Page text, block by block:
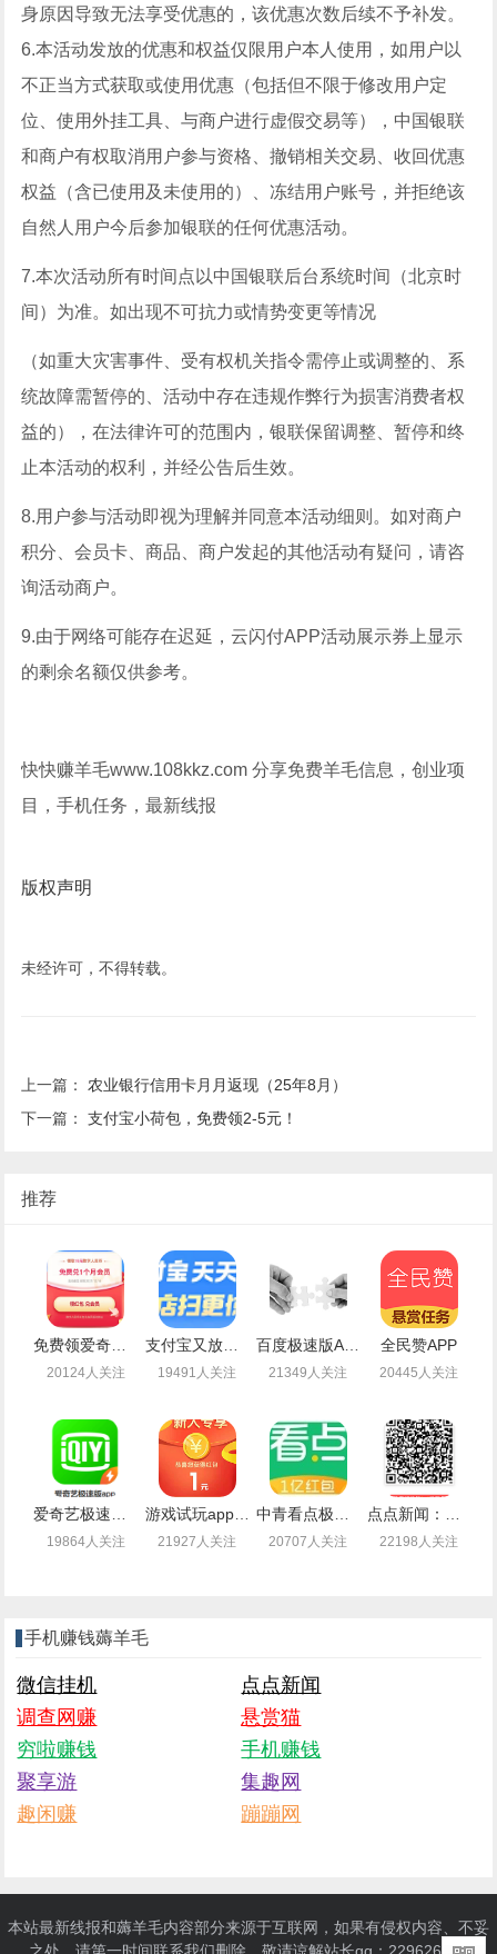
身原因导致无法享受优惠的，该优惠次数后续不予补发。
6.本活动发放的优惠和权益仅限用户本人使用，如用户以
不正当方式获取或使用优惠（包括但不限于修改用户定
位、使用外挂工具、与商户进行虚假交易等），中国银联
和商户有权取消用户参与资格、撤销相关交易、收回优惠
权益（含已使用及未使用的）、冻结用户账号，并拒绝该
自然人用户今后参加银联的任何优惠活动。
7.本次活动所有时间点以中国银联后台系统时间（北京时
间）为准。如出现不可抗力或情势变更等情况
（如重大灾害事件、受有权机关指令需停止或调整的、系
统故障需暂停的、活动中存在违规作弊行为损害消费者权
益的），在法律许可的范围内，银联保留调整、暂停和终
止本活动的权利，并经公告后生效。
8.用户参与活动即视为理解并同意本活动细则。如对商户
积分、会员卡、商品、商户发起的其他活动有疑问，请咨
询活动商户。
9.由于网络可能存在迟延，云闪付APP活动展示券上显示
的剩余名额仅供参考。
快快赚羊毛www.108kkz.com 分享免费羊毛信息，创业项
目，手机任务，最新线报
版权声明
未经许可，不得转载。
上一篇： 农业银行信用卡月月返现（25年8月）
下一篇：支付宝小荷包，免费领2-5元！
推荐
20124人关注
支付宝又放水了免费领取最高99元通用红包
19491人关注
百度极速版APP新老用户登录领取1-14.4元现金红包
21349人关注
全民赞APP
20445人关注
19864人关注
游戏试玩app闲时联盟：注册送1.4元现金，可提现支付宝
21927人关注 20707人关注 22198人关注
手机赚钱薅羊毛
微信挂机
点点新闻
调查网赚
悬赏猫
穷啦赚钱
手机赚钱
聚享游
集趣网
趣闲赚
蹦蹦网
本站最新线报和薅羊毛内容部分来源于互联网，如果有侵权内容、不妥